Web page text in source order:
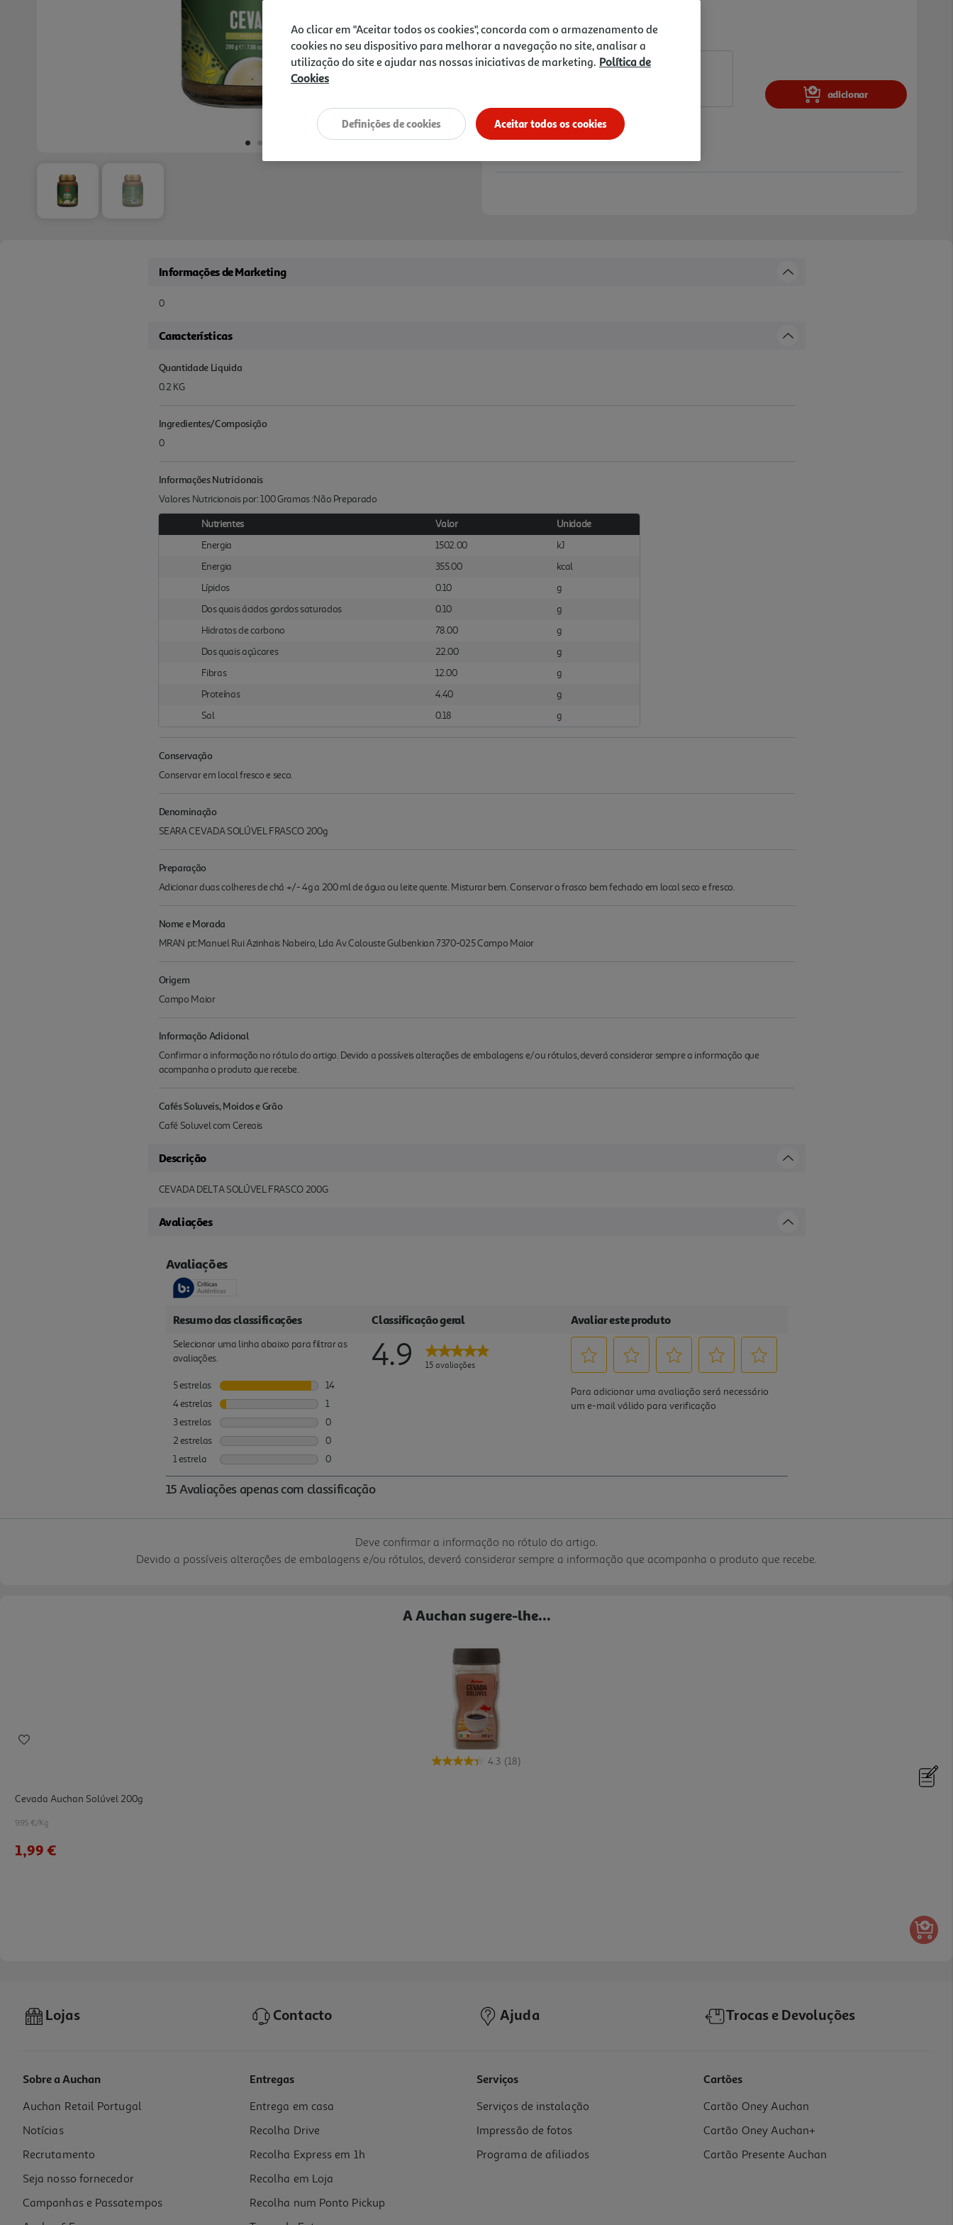
Notas de preparação
adicionar
Informações de Marketing
0
Características
Quantidade Liquida
0.2 KG
Ingredientes/Composição
0
Informações Nutricionais
Valores Nutricionais por: 100 Gramas :Não Preparado
Nutrientes Valor
Unidade
Energia
1502.00
kJ
Energia
355.00
kcal
Lípidos
0.10
g
Dos quais ácidos gordos saturados
0.10
g
Hidratos de carbono
78.00
g
Dos quais açúcares
22.00
g
Fibras
12.00
g
Proteínas
4.40
g
Sal
0.18 g
Conservação
Conservar em local fresco e seco.
Denominação
SEARA CEVADA SOLÚVEL FRASCO 200g
Preparação
Adicionar duas colheres de chá +/- 4g a 200 ml de água ou leite quente. Misturar bem. Conservar o frasco bem fechado em local seco e fresco.
Nome e Morada
MRAN pt:Manuel Rui Azinhais Nabeiro, Lda Av.Calouste Gulbenkian 7370-025 Campo Maior
Origem
Campo Maior
Informação Adicional
Confirmar a informação no rótulo do artigo. Devido a possíveis alterações de embalagens e/ou rótulos, deverá considerar sempre a informação que
acompanha o produto que recebe.
Cafés Soluveis, Moidos e Grão
Café Soluvel com Cereais
Descrição
CEVADA DELTA SOLÚVEL FRASCO 200G
Avaliações
Deve confirmar a informação no rótulo do artigo.
Devido a possíveis alterações de embalagens e/ou rótulos, deverá considerar sempre a informação que acompanha o produto que recebe.
A Auchan sugere-lhe...
4.3 (18)
Cevada Auchan Solúvel 200g
9.95 €/Kg
1,99 €
Cevada Pensal Recarga 170 G
9.94 €/Kg
1,69 €
Lojas Contacto Ajuda Trocas e Devoluções
Sobre a Auchan
Auchan Retail Portugal
Notícias
Recrutamento
Seja nosso fornecedor
Campanhas e Passatempos
Entregas
Entrega em casa
Recolha Drive
Recolha Express em 1h
Recolha em Loja
Recolha num Ponto Pickup
Serviços
Serviços de instalação
Impressão de fotos
Programa de afiliados
Cartões
Cartão Oney Auchan
Cartão Oney Auchan+
Cartão Presente Auchan
Ao clicar em "Aceitar todos os cookies", concorda com o armazenamento de
cookies no seu dispositivo para melhorar a navegação no site, analisar a
utilização do site e ajudar nas nossas iniciativas de marketing. Política de
Cookies
Aceitar todos os cookies
Definições de cookies